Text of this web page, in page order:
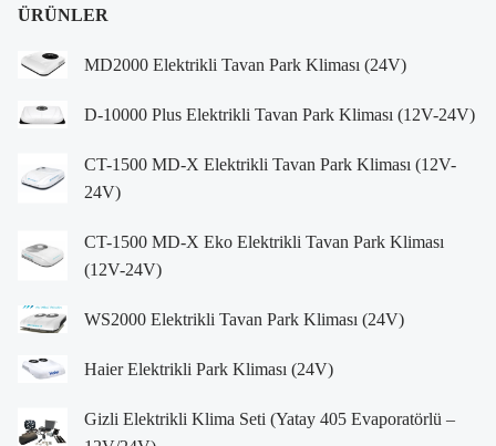
ÜRÜNLER
MD2000 Elektrikli Tavan Park Kliması (24V)
D-10000 Plus Elektrikli Tavan Park Kliması (12V-24V)
CT-1500 MD-X Elektrikli Tavan Park Kliması (12V-
24V)
CT-1500 MD-X Eko Elektrikli Tavan Park Kliması
(12V-24V)
WS2000 Elektrikli Tavan Park Kliması (24V)
Haier Elektrikli Park Kliması (24V)
Gizli Elektrikli Klima Seti (Yatay 405 Evaporatörlü –